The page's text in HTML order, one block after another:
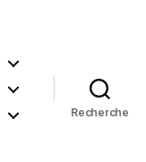
Recherche